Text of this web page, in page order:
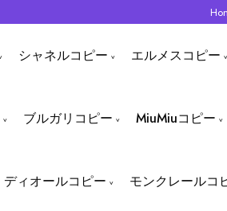
シャネルコピー エルメスコピー
ブルガリコピー MiuMiuコピー
ディオールコピー モンクレールコ